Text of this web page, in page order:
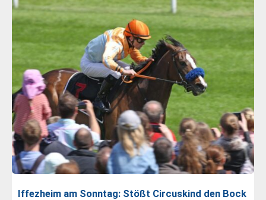
Iffezheim am Sonntag: Stößt Circuskind den Bock